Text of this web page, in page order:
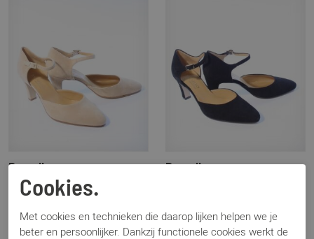
Barnello
7529 beige
Barnello
Cookies.
Met cookies en technieken die daarop lijken helpen we je
beter en persoonlijker. Dankzij functionele cookies werkt de